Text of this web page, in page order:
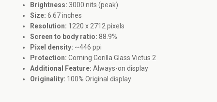
Brightness: 3000 nits (peak)
Size: 6.67 inches
Resolution: 1220 x 2712 pixels
Screen to body ratio: 88.9%
Pixel density: ~446 ppi
Protection: Corning Gorilla Glass Victus 2
Additional Feature: Always-on display
Originality: 100% Original display